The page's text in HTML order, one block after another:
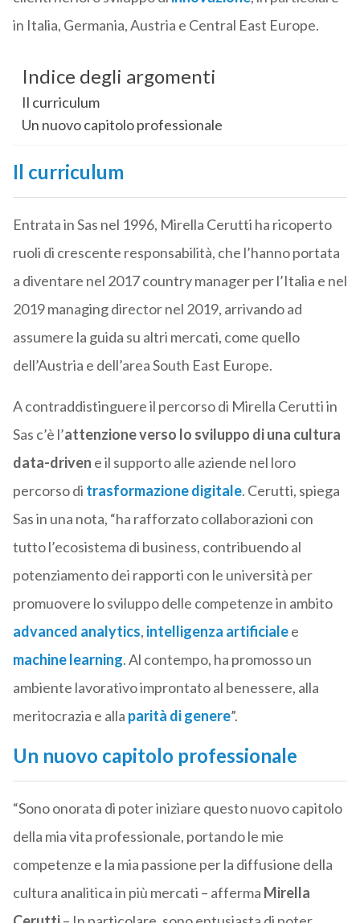
in Italia, Germania, Austria e Central East Europe.
Indice degli argomenti
Il curriculum
Un nuovo capitolo professionale
Il curriculum
Entrata in Sas nel 1996, Mirella Cerutti ha ricoperto
ruoli di crescente responsabilità, che l’hanno portata
a diventare nel 2017 country manager per l’Italia e nel
2019 managing director nel 2019, arrivando ad
assumere la guida su altri mercati, come quello
dell’Austria e dell’area South East Europe.
A contraddistinguere il percorso di Mirella Cerutti in
Sas c’è l’attenzione verso lo sviluppo di una cultura
data-driven e il supporto alle aziende nel loro
percorso di trasformazione digitale. Cerutti, spiega
Sas in una nota, “ha rafforzato collaborazioni con
tutto l’ecosistema di business, contribuendo al
potenziamento dei rapporti con le università per
promuovere lo sviluppo delle competenze in ambito
advanced analytics, intelligenza artificialee
machine learning. Al contempo, ha promosso un
ambiente lavorativo improntato al benessere, alla
meritocrazia e alla parità di genere”.
Un nuovo capitolo professionale
“Sono onorata di poter iniziare questo nuovo capitolo
della mia vita professionale, portando le mie
competenze e la mia passione per la diffusione della
cultura analitica in più mercati – afferma Mirella